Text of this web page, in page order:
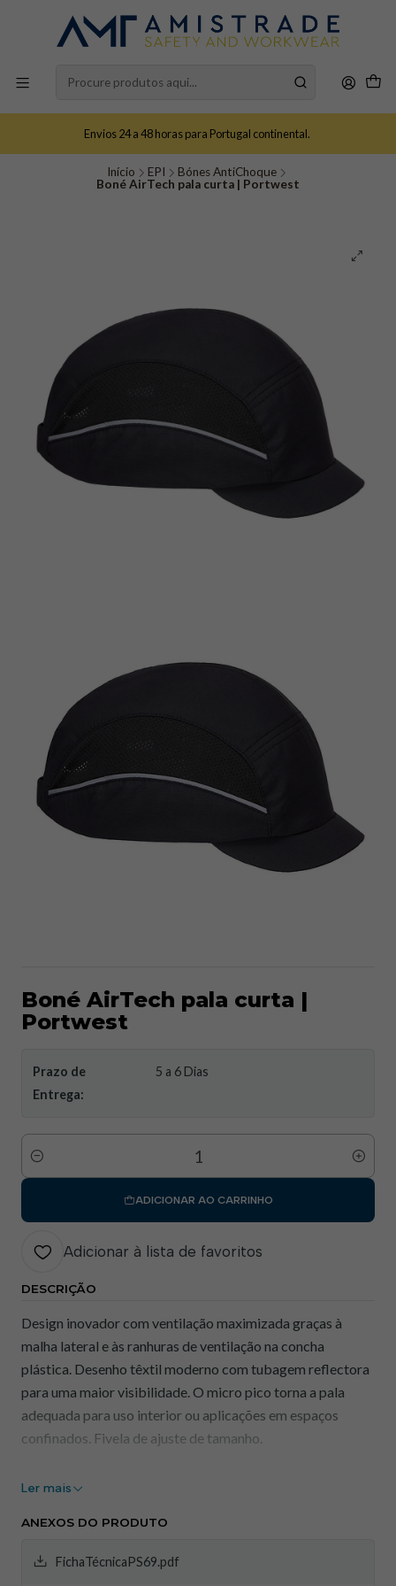
Envios 24 a 48 horas para Portugal continental.
Início EPI
Bónes AntiChoque
Boné AirTech pala curta | Portwest
Boné AirTech pala curta |
Portwest
Prazo de
Entrega:
5 a 6 Dias
Quantidade
ADICIONAR AO CARRINHO
Adicionar à lista de favoritos
DESCRIÇÃO
Design inovador com ventilação maximizada graças à
malha lateral e às ranhuras de ventilação na concha
plástica. Desenho têxtil moderno com tubagem reflectora
para uma maior visibilidade. O micro pico torna a pala
adequada para uso interior ou aplicações em espaços
confinados. Fivela de ajuste de tamanho.
Micro pico (2,5 cm) para melhor visibilidade e para
Tecido de malha arejada para maior respirabilidade
Ler mais
ANEXOS DO PRODUTO
FichaTécnicaPS69.pdf